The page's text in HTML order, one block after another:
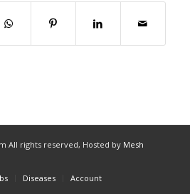
All rights reserved, Hosted by Mesh
Diseases Account